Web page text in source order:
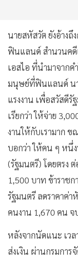
นายสหัสวัต ยังอ้างถึ
ฟินแลนด์ สำนวนคดี
เอสไอ ที่นำมาจาก
มนุษย์ที่ฟินแลนด์ นา
แรงงาน เพื่อสวัสดี
เรียกว่า ให้จ่าย
งานให้กับเรามาก ข
บอกว่า ให้คน ๆ หนึ่ง
(รัฐมนตรี) โดยตรง
1,500 บาท ข้าราช
รัฐมนตรี ลดราคาค่
คนงาน 1,670 คน จ
หลังจากนัดแนะ เว
ส่งเงิน ผ่านกรมการ